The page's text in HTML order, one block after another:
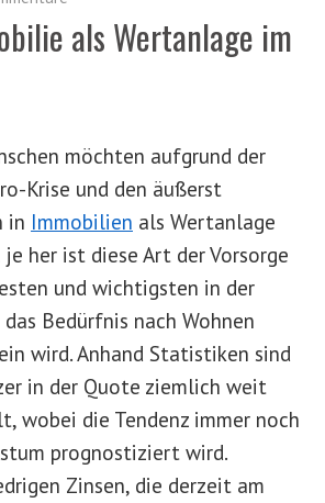
als Wertanlage im
möchten aufgrund der
Krise und den äußerst
in Immobilien als Wertanlage
her ist diese Art der Vorsorge
und wichtigsten in der
Bedürfnis nach Wohnen
wird. Anhand Statistiken sind
in der Quote ziemlich weit
wobei die Tendenz immer noch
prognostiziert wird.
Zinsen, die derzeit am